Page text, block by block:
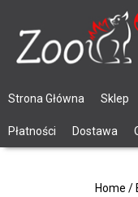
Strona Główna Sklep
Płatności Dostawa
Home /